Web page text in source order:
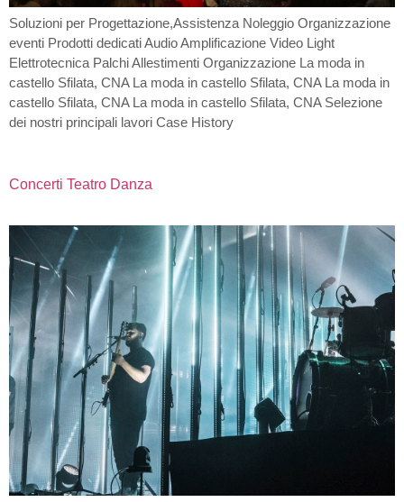
Soluzioni per Progettazione,Assistenza Noleggio Organizzazione
eventi Prodotti dedicati Audio Amplificazione Video Light
Elettrotecnica Palchi Allestimenti Organizzazione La moda in
castello Sfilata, CNA La moda in castello Sfilata, CNA La moda in
castello Sfilata, CNA La moda in castello Sfilata, CNA Selezione
dei nostri principali lavori Case History
Concerti Teatro Danza